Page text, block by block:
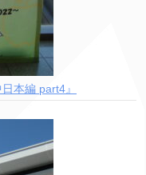
本編 part4』